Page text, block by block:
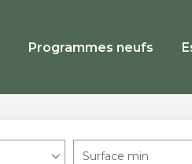
Programmes neufs
Surface min